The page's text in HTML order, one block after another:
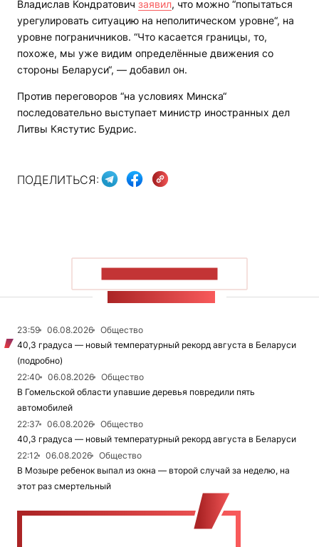
Владислав Кондратович заявил, что можно “попытаться
урегулировать ситуацию на неполитическом уровне“, на
уровне пограничников. “Что касается границы, то,
похоже, мы уже видим определённые движения со
стороны Беларуси“, — добавил он.
Против переговоров “на условиях Минска“
последовательно выступает министр иностранных дел
Литвы Кястутис Будрис.
ПОДЕЛИТЬСЯ:
23:59 06.08.2026
Общество
40,3 градуса — новый температурный рекорд августа в Беларуси
(подробно)
22:40
06.08.2026
Общество
В Гомельской области упавшие деревья повредили пять
автомобилей
22:37
06.08.2026
Общество
40,3 градуса — новый температурный рекорд августа в Беларуси
22:12
06.08.2026
Общество
В Мозыре ребенок выпал из окна — второй случай за неделю, на
этот раз смертельный